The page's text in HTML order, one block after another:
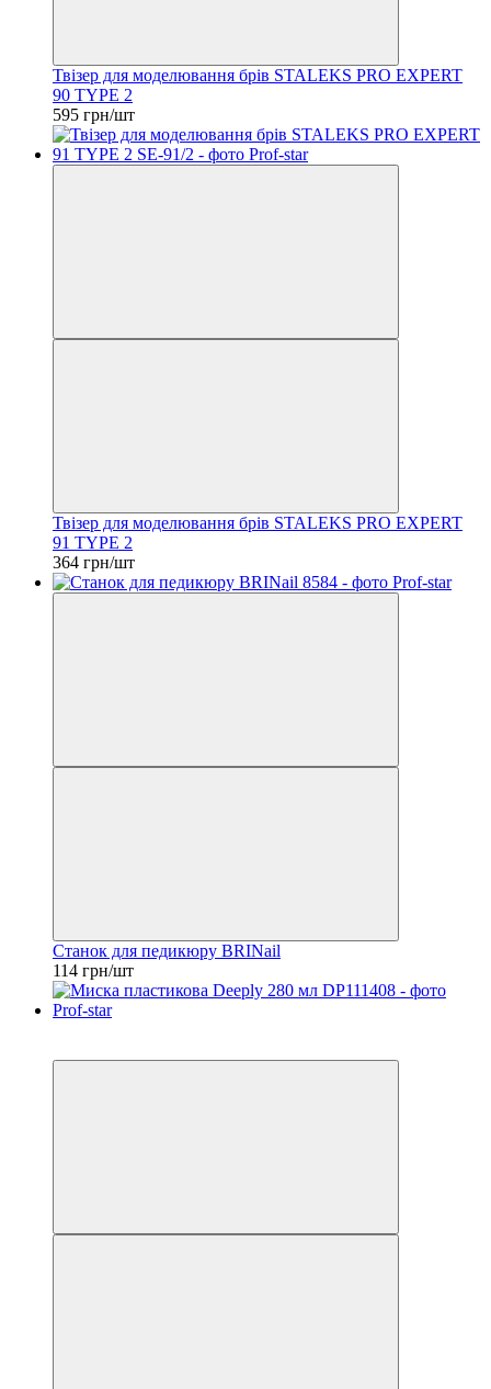
Твізер для моделювання брів STALEKS PRO EXPERT
90 TYPE 2
595 грн/шт
Твізер для моделювання брів STALEKS PRO EXPERT
91 TYPE 2
364 грн/шт
Станок для педикюру BRINail
114 грн/шт